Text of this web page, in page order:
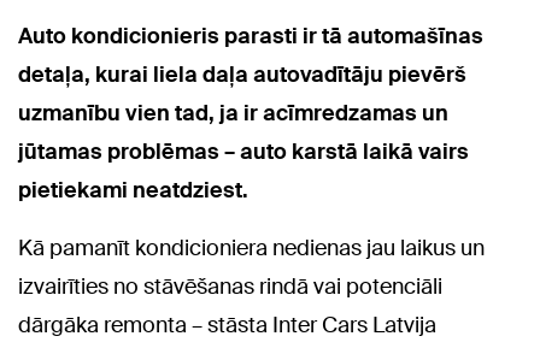
Auto kondicionieris parasti ir tā automašīnas
detaļa, kurai liela daļa autovadītāju pievērš
uzmanību vien tad, ja ir acīmredzamas un
jūtamas problēmas – auto karstā laikā vairs
pietiekami neatdziest.
Kā pamanīt kondicioniera nedienas jau laikus un
izvairīties no stāvēšanas rindā vai potenciāli
dārgāka remonta – stāsta Inter Cars Latvija